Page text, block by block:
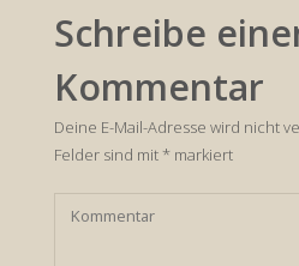
Schreibe
Kommentar
Deine E-Mail-Adresse wird nicht
Felder sind mit*markiert